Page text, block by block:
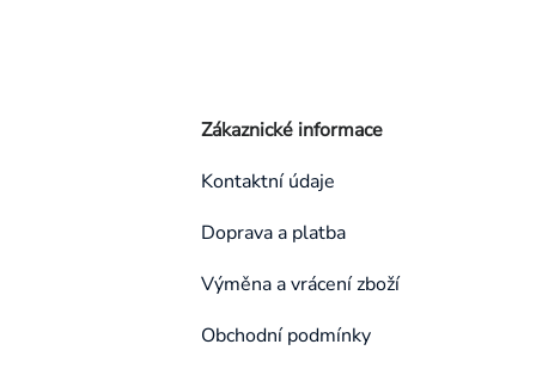
Zákaznické informace
Kontaktní údaje
Doprava a platba
Výměna a vrácení zboží
Obchodní podmínky